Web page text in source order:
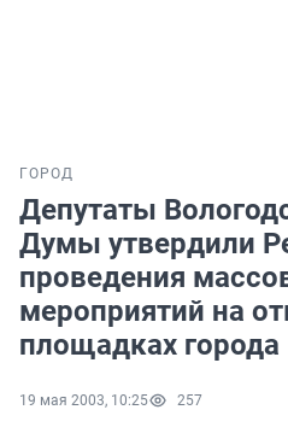
ГОРОД
Депутаты
Думы утвердили
проведения
мероприятий на
площадках города
19 мая 2003, 10:25 257